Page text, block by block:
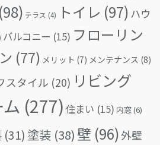
(98) テラス (4) トイレ (97) ハウ
バルコニー (15) フローリン
(77) メリット (7) メンテナンス (8)
スタイル (20) リビング
(277) 住まい (15) 内窓(6)
(31) 塗装 (38) 壁 (96)外壁